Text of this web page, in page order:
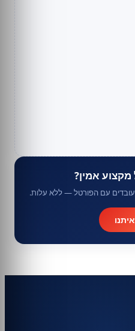
אמין?
עם הפורטל — ללא עלות.